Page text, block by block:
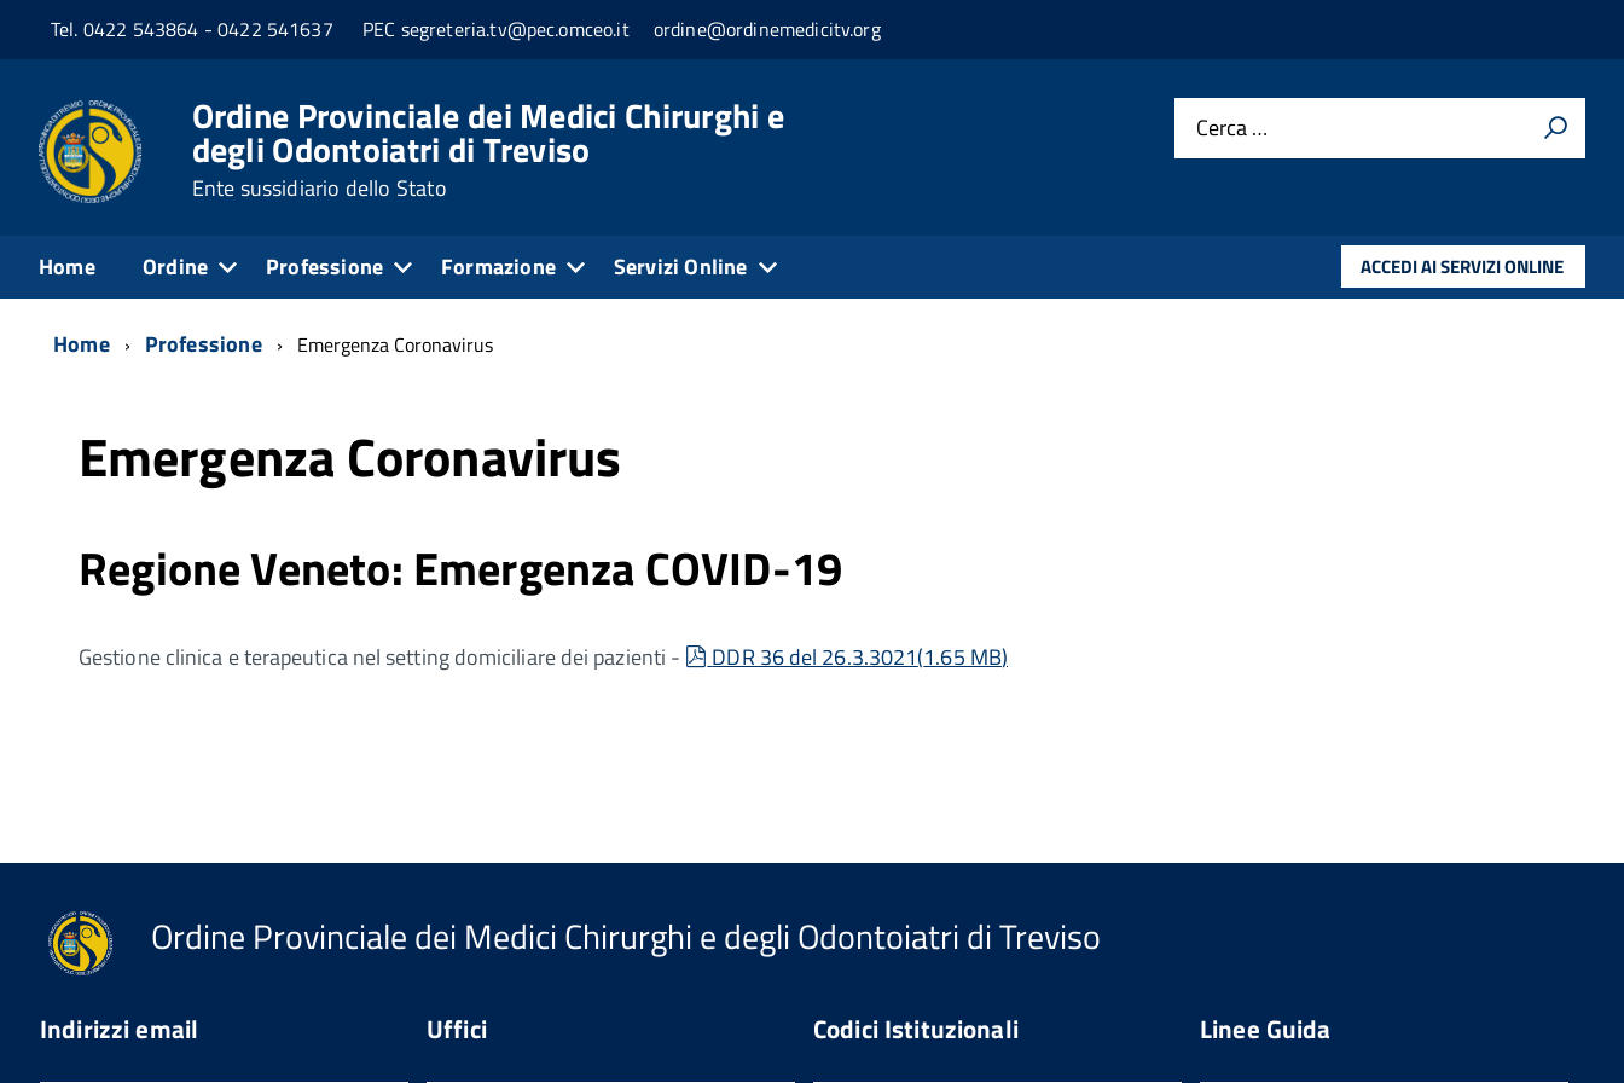
Tel. 0422 543864 - 0422 541637 PEC segreteria.tv@pec.omceo.it ordine@ordinemedicitv.org
Ordine Provinciale dei Medici Chirurghi e
degli Odontoiatri di Treviso
Ente sussidiario dello Stato
Cerca …
Home Ordine Professione Formazione Servizi Online ACCEDI AI SERVIZI ONLINE
Home Professione Emergenza Coronavirus
Emergenza Coronavirus
Regione Veneto: Emergenza COVID-19
Gestione clinica e terapeutica nel setting domiciliare dei pazienti - pdf
DDR 36 del 26.3.3021(1.65 MB)
Ordine Provinciale dei Medici Chirurghi e degli Odontoiatri di Treviso
Indirizzi email Uffici Codici Istituzionali Linee Guida